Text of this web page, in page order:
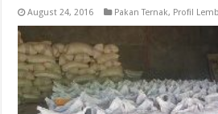
August 24, 2016 Pakan Ternak, Profil